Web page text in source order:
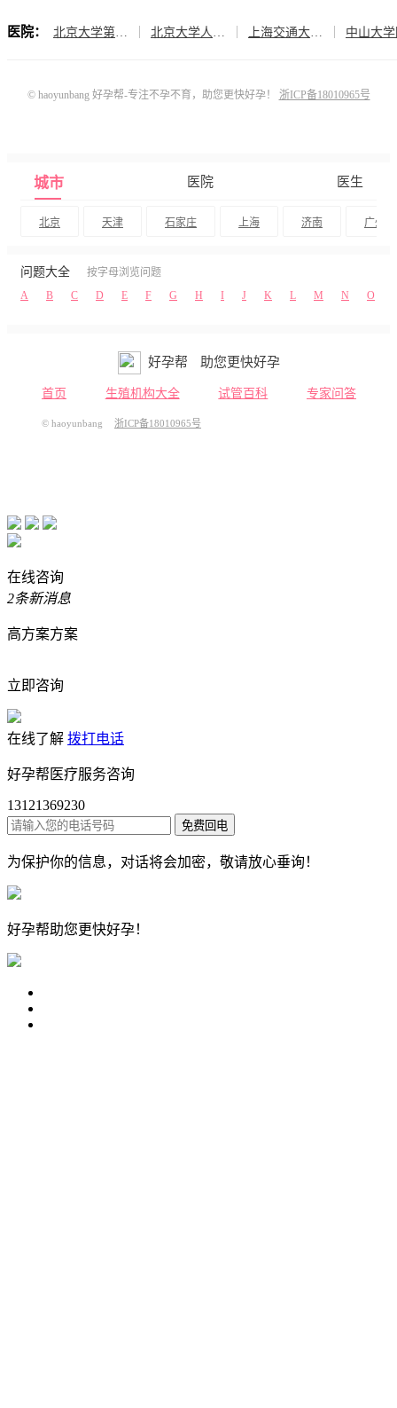
医院：
© haoyunbang 好孕帮-专注不孕不育，助您更快好孕！ 浙ICP备18010965号
城市 医院 医生
北京 天津 石家庄 上海 济南 广州
问题大全
按字母浏览问题
A
B C D E F G H I J K L M N O
好孕帮 助您更快好孕
首页 生殖机构大全 试管百科 专家问答
© haoyunbang 浙ICP备18010965号
在线咨询
2条新消息
高方案方案
立即咨询
在线了解 拨打电话
好孕帮医疗服务咨询
13121369230
为保护你的信息，对话将会加密，敬请放心垂询！
好孕帮助您更快好孕！